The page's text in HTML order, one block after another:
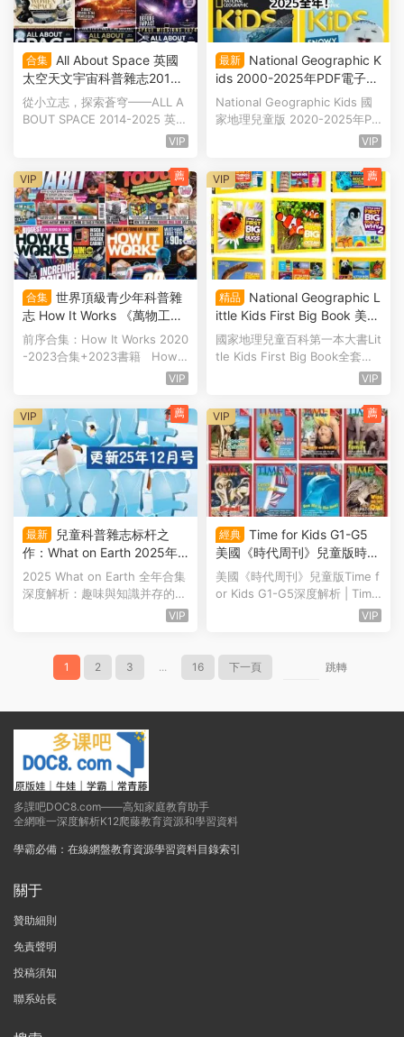
合集
All About Space 英國
太空天文宇宙科普雜志2014-
2025年英文PDF電子版合集
關于宇宙的一切 宇宙探索 宇
從小立志，探索蒼穹——ALL A
BOUT SPACE 2014-2025 英文
PDF電子版合計 一、 雜志...VIP
最新
National Geographic K
ids 2000-2025年PDF電子版
合集 美國國家地理雜志兒童
版更新到2025年12月合刊 百
National Geographic Kids 國
家地理兒童版 2020-2025年PD
VIP
合集 世界頂級青少年科普雜
志 How It Works 《萬物工作
原理》2025全年英文版PDF
電子版合集 百度雲網盤下載
前序合集：How It Works 2020
-2023合集+2023書籍 How It
VIP
VIP 薦
精品
National Geographic L
ittle Kids First Big Book 美國
國家地理兒童百科第一本大書
系列PDF電子版 百度雲網盤
國家地理兒童百科第一本大書Lit
tle Kids First Big Book全套深
VIP
VIP 薦
最新
兒童科普雜志标杆之
作：What on Earth 2025年
合集深度解析 PDF電子版 百
度雲網盤下載
2025 What on Earth 全年合集
深度解析：趣味與知識并存的兒
VIP
VIP 薦
經典 Time for Kids G1-G5
美國《時代周刊》兒童版時事
新聞科普讀物學生書教師書 P
DF電子版 百度雲網盤下載
美國《時代周刊》兒童版Time f
or Kids G1-G5深度解析 | Time
VIP
VIP 薦
1 2 3 ... 16 下一頁 跳轉
多課吧DOC8.com——高知家庭教育助手
全網唯一深度解析K12爬藤教育資源和學習資料
學霸必備：在線網盤教育資源學習資料目錄索引
關于
贊助細則
免責聲明
投稿須知
聯系站長